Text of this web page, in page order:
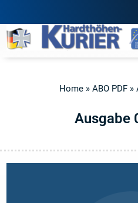
Home» ABO PDF»
Ausgabe